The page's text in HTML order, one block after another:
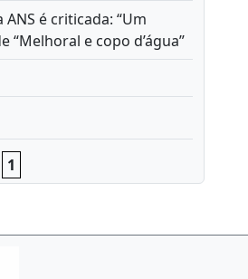
é criticada: “Um
“Melhoral e copo d’água”
1